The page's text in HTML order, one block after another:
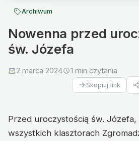
Archiwum
Nowenna przed
św. Józefa
2 marca 2024 1 min czytania
Skopiuj link
Przed uroczystością św. Józefa,
wszystkich klasztorach